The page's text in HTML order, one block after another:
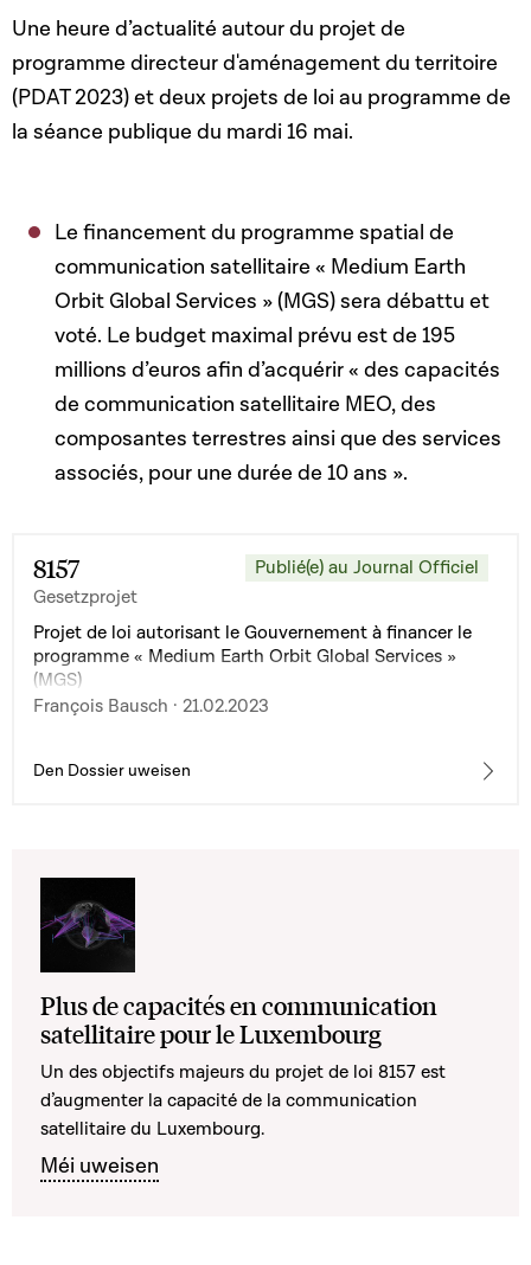
Une heure d’actualité autour du projet de
programme directeur d'aménagement du territoire
(PDAT 2023) et deux projets de loi au programme de
la séance publique du mardi 16 mai.
Le financement du programme spatial de
communication satellitaire « Medium Earth
Orbit Global Services » (MGS) sera débattu et
voté. Le budget maximal prévu est de 195
millions d’euros afin d’acquérir « des capacités
de communication satellitaire MEO, des
composantes terrestres ainsi que des services
associés, pour une durée de 10 ans ».
8157
Gesetzprojet
Publié(e) au Journal Officiel
Projet de loi autorisant le Gouvernement à financer le
programme « Medium Earth Orbit Global Services »
(MGS)
François Bausch · 21.02.2023
Den Dossier uweisen
Plus de capacités en communication
satellitaire pour le Luxembourg
Un des objectifs majeurs du projet de loi 8157 est
d’augmenter la capacité de la communication
satellitaire du Luxembourg.
Méi uweisen